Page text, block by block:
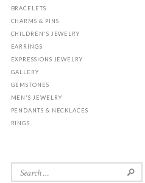
BRACELETS
CHARMS & PINS
CHILDREN'S JEWELRY
EARRINGS
EXPRESSIONS JEWELRY
GALLERY
GEMSTONES
MEN'S JEWELRY
PENDANTS & NECKLACES
RINGS
Search